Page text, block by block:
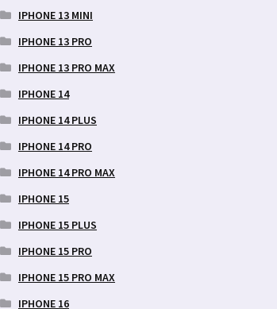
IPHONE 13 MINI
IPHONE 13 PRO
IPHONE 13 PRO MAX
IPHONE 14
IPHONE 14 PLUS
IPHONE 14 PRO
IPHONE 14 PRO MAX
IPHONE 15
IPHONE 15 PLUS
IPHONE 15 PRO
IPHONE 15 PRO MAX
IPHONE 16